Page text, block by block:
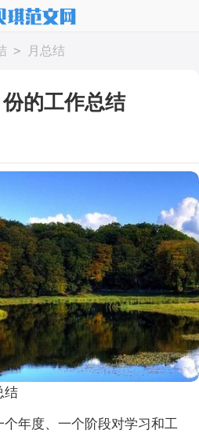
> 月总结
的工作总结
结
年度、一个阶段对学习和工